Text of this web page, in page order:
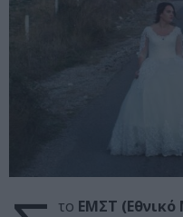
το ΕΜΣΤ (Εθνικό